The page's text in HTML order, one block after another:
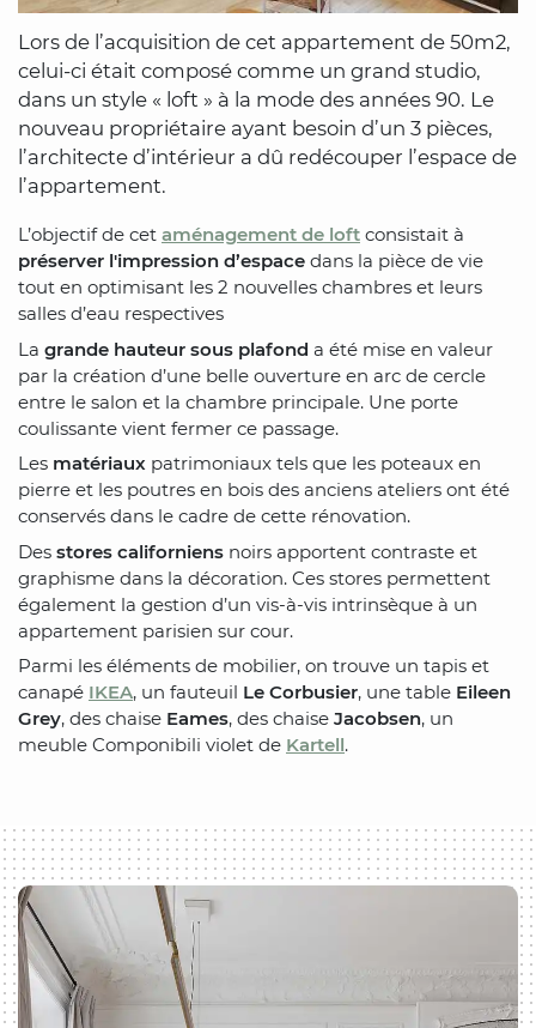
Lors de l’acquisition de cet appartement de 50m2,
celui-ci était composé comme un grand studio,
dans un style « loft » à la mode des années 90. Le
nouveau propriétaire ayant besoin d’un 3 pièces,
l’architecte d’intérieur a dû redécouper l’espace de
l’appartement.
L’objectif de cet aménagement de loft consistait à
préserver l'impression d’espace dans la pièce de vie
tout en optimisant les 2 nouvelles chambres et leurs
salles d’eau respectives
La grande hauteur sous plafond a été mise en valeur
par la création d’une belle ouverture en arc de cercle
entre le salon et la chambre principale. Une porte
coulissante vient fermer ce passage.
Les matériaux patrimoniaux tels que les poteaux en
pierre et les poutres en bois des anciens ateliers ont été
conservés dans le cadre de cette rénovation.
Des stores californiens noirs apportent contraste et
graphisme dans la décoration. Ces stores permettent
également la gestion d’un vis-à-vis intrinsèque à un
appartement parisien sur cour.
Parmi les éléments de mobilier, on trouve un tapis et
canapé IKEA, un fauteuil Le Corbusier, une table Eileen
Grey, des chaise Eames, des chaise Jacobsen, un
meuble Componibili violet de Kartell.